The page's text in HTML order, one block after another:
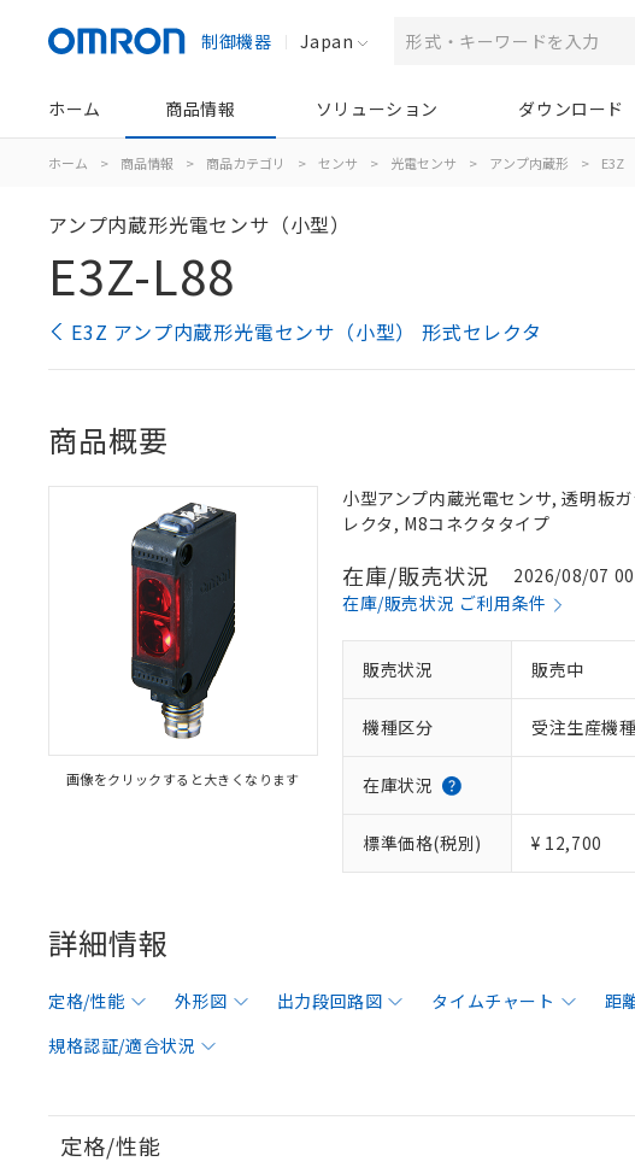
制御機器 Japan
ホーム 商品情報 ソリューション ダウンロード
ホーム > 商品情報 > 商品カテゴリ > センサ > 光電センサ > アンプ内蔵形 > E3Z
アンプ内蔵形光電センサ（小型）
E3Z-L88
E3Z アンプ内蔵形光電センサ（小型） 形式セレクタ
商品概要
画像をクリックすると大きくなります
小型アンプ内蔵光電センサ, 透明板
レクタ, M8コネクタタイプ
在庫/販売状況
2026/08/07
在庫/販売状況 ご利用条件
販売状況 販売中
機種区分 受注生産機種
在庫状況
標準価格(税別) ¥ 12,700
詳細情報
定格/性能 外形図 出力段回路図 タイムチャート 距
規格認証/適合状況
定格/性能